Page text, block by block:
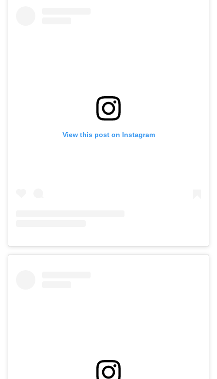
View this post on Instagram